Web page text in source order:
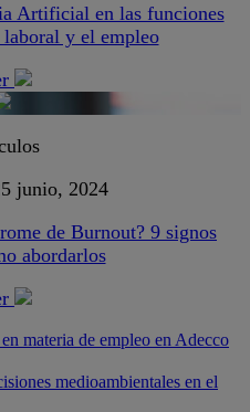
Artificial en las funciones
y el empleo
junio, 2024
de Burnout? 9 signos
abordarlos
materia de empleo en Adecco
medioambientales en el